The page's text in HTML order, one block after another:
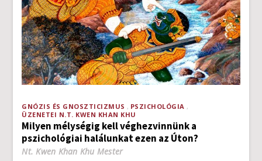
GNÓZIS ÉS GNOSZTICIZMUS
PSZICHOLÓGIA
ÜZENETEI N.T. KWEN KHAN KHU
Milyen mélységig kell véghezvinnünk a
pszichológiai halálunkat ezen az Úton?
Nt. Kwen Khan Khu Mester